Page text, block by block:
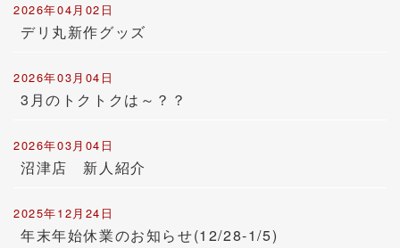
2026年04月02日
デリ丸新作グッズ
2026年03月04日
3月のトクトクは～？？
2026年03月04日
沼津店 新人紹介
2025年12月24日
年末年始休業のお知らせ(12/28-1/5)